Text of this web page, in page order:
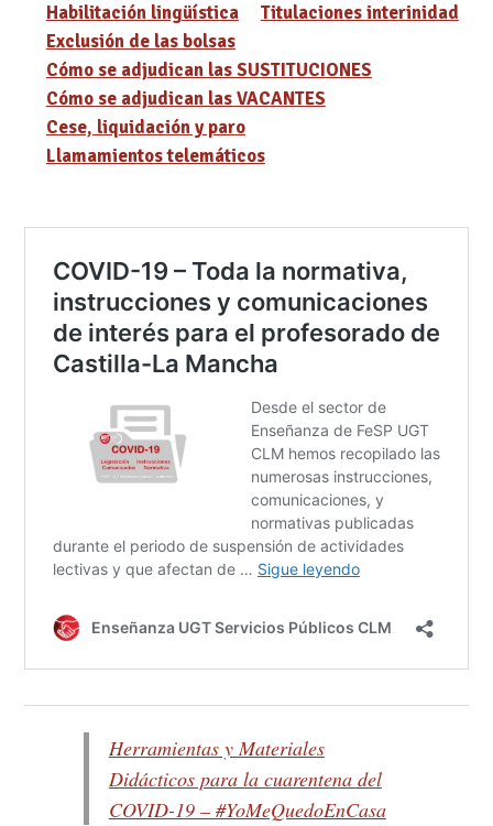
Habilitación lingüística
Titulaciones interinidad
Exclusión de las bolsas
Cómo se adjudican las SUSTITUCIONES
Cómo se adjudican las VACANTES
Cese, liquidación y paro
Llamamientos telemáticos
Herramientas y Materiales
Didácticos para la cuarentena del
COVID-19 – #YoMeQuedoEnCasa